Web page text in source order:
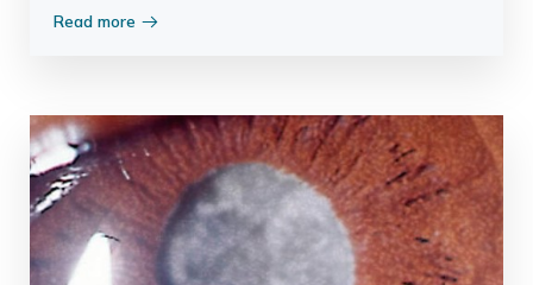
Read more